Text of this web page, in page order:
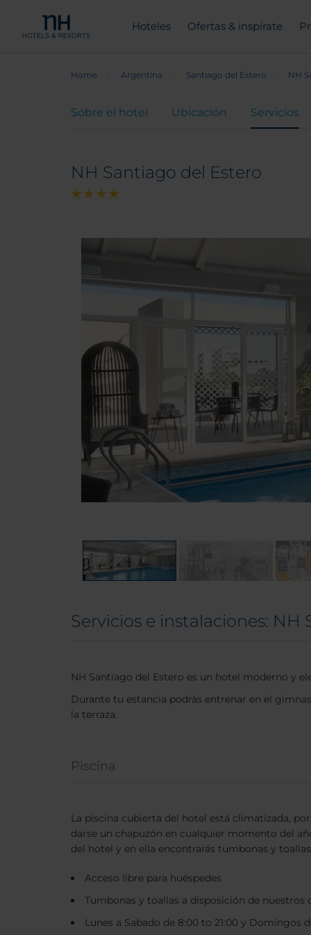
Hoteles Ofertas & inspírate
Home Argentina Santiago del Estero NH
Sobre el hotel Ubicación Servicios
NH Santiago del Estero
Servicios e instalaciones: NH
NH Santiago del Estero es un hotel moderno y
Durante tu estancia podrás entrenar en el
la terraza.
Piscina
La piscina cubierta del hotel está climatizada,
darse un chapuzón en cualquier momento del
del hotel y en ella encontrarás tumbonas y
Acceso libre para huéspedes
Tumbonas y toallas a disposición de nuestros
Lunes a Sabado de 8:00 to 21:00 y Domingos